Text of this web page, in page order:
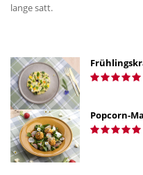
lange satt.
Popcorn-